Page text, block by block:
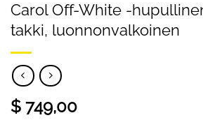
Carol Off-White -
takki, luonnonvalkoinen
$ 749,00